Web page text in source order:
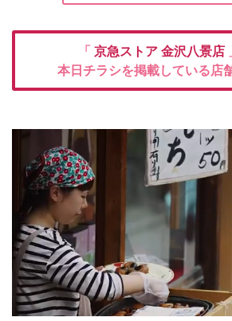
「 京急ストア 金沢八景店
本日チラシを掲載している店